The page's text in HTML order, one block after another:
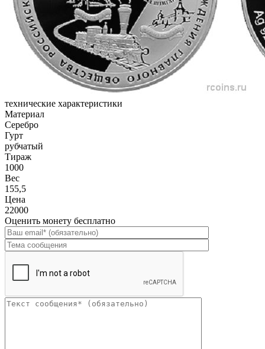
технические характеристики
Материал
Серебро
Гурт
рубчатый
Тираж
1000
Вес
155,5
Цена
22000
Оценить монету бесплатно